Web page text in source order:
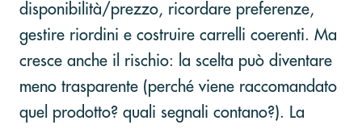
disponibilità/prezzo, ricordare preferenze,
gestire riordini e costruire carrelli coerenti. Ma
cresce anche il rischio: la scelta può diventare
meno trasparente (perché viene raccomandato
quel prodotto? quali segnali contano?). La